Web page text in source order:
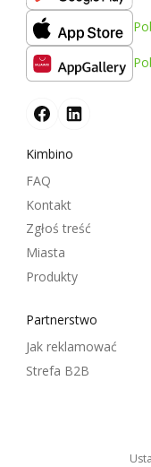
Kimbino
FAQ
Kontakt
Zgłoś treść
Miasta
Produkty
Partnerstwo
Jak reklamować
Strefa B2B